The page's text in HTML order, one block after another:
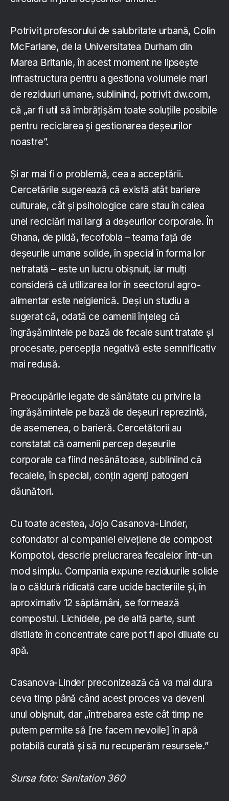
Potrivit profesorului de salubritate urbană, Colin
McFarlane, de la Universitatea Durham din
Marea Britanie, în acest moment ne lipsește
infrastructura pentru a gestiona volumele mari
de reziduuri umane, subliniind, potrivit dw.com,
că „ar fi util să îmbrățișăm toate soluțiile posibile
pentru reciclarea și gestionarea deșeurilor
noastre”.
Și ar mai fi o problemă, cea a acceptării.
Cercetările sugerează că există atât bariere
culturale, cât și psihologice care stau în calea
unei reciclări mai largi a deșeurilor corporale. În
Ghana, de pildă, fecofobia – teama față de
deșeurile umane solide, în special în forma lor
netratată – este un lucru obișnuit, iar mulți
consideră că utilizarea lor în seectorul agro-
alimentar este neigienică. Deși un studiu a
sugerat că, odată ce oamenii înțeleg că
îngrășămintele pe bază de fecale sunt tratate și
procesate, percepția negativă este semnificativ
mai redusă.
Preocupările legate de sănătate cu privire la
îngrășămintele pe bază de deșeuri reprezintă,
de asemenea, o barieră. Cercetătorii au
constatat că oamenii percep deșeurile
corporale ca fiind nesănătoase, subliniind că
fecalele, în special, conțin agenți patogeni
dăunători.
Cu toate acestea, Jojo Casanova-Linder,
cofondator al companiei elvețiene de compost
Kompotoi, descrie prelucrarea fecalelor într-un
mod simplu. Compania expune reziduurile solide
la o căldură ridicată care ucide bacteriile și, în
aproximativ 12 săptămâni, se formează
compostul. Lichidele, pe de altă parte, sunt
distilate în concentrate care pot fi apoi diluate cu
apă.
Casanova-Linder preconizează că va mai dura
ceva timp până când acest proces va deveni
unul obișnuit, dar „întrebarea este cât timp ne
putem permite să [ne facem nevoile] în apă
potabilă curată și să nu recuperăm resursele.”
Sursa foto: Sanitation 360